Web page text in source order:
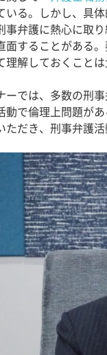
いる。しかし、具
事弁護に熱心に取
面することがある
理解しておくことは
では、多数の刑
動で倫理上問題が
ただき、刑事弁護